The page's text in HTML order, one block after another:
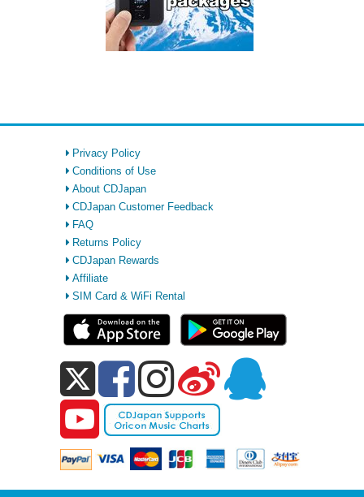
Privacy Policy
Conditions of Use
About CDJapan
CDJapan Customer Feedback
FAQ
Returns Policy
CDJapan Rewards
Affiliate
SIM Card & WiFi Rental